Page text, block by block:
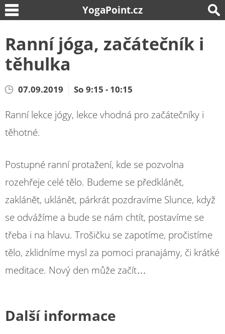
YogaPoint.cz
Ranní jóga, začátečník i
těhulka
07.09.2019 So 9:15 - 10:15
Ranní lekce jógy, lekce vhodná pro začátečníky i
těhotné.
Postupné ranní protažení, kde se pozvolna
rozehřeje celé tělo. Budeme se předklánět,
zaklánět, uklánět, párkrát pozdravíme Slunce, když
se odvážíme a bude se nám chtít, postavíme se
třeba i na hlavu. Trošičku se zapotíme, pročistíme
tělo, zklidníme mysl za pomoci pranajámy, či krátké
meditace. Nový den může začít…
Další informace